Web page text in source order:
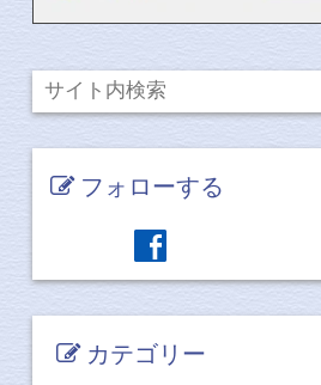
フォローする
facebook
カテゴリー